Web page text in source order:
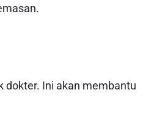
dokter. Ini akan membantu